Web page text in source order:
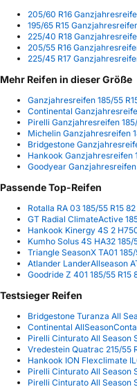
205/60 R16
195/65 R15
225/40 R18
205/55 R16
225/45 R17
Mehr Reifen in dieser Größe
Ganzjahresreifen 185/55
Continental
Pirelli Ganzjahresreifen
Michelin Ganzjahresreifen
Bridgestone
Hankook Ganzjahresreifen
Goodyear Ganzjahresreifen
Passende Top-Reifen
Rotalla RA 03 185/55 R15
GT Radial ClimateActive
Hankook Kinergy 4S 2
Kumho Solus 4S HA32
Triangle SeasonX TA01
Atlander LanderAllseason
Goodride Z 401 185/55
Testsieger Reifen
Bridgestone Turanza All
Continental
Pirelli Cinturato All Season
Vredestein Quatrac 215/55
Hankook ION Flexclimate
Pirelli Cinturato All Season
Pirelli Cinturato All Season